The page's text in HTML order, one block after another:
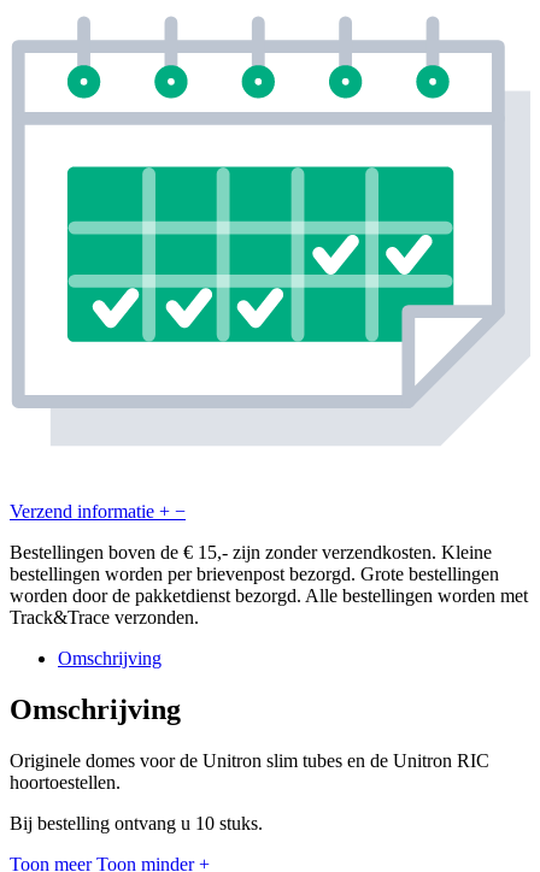
Verzend informatie + −
Bestellingen boven de € 15,- zijn zonder verzendkosten. Kleine
bestellingen worden per brievenpost bezorgd. Grote bestellingen
worden door de pakketdienst bezorgd. Alle bestellingen worden met
Track&Trace verzonden.
Omschrijving
Omschrijving
Originele domes voor de Unitron slim tubes en de Unitron RIC
hoortoestellen.
Bij bestelling ontvang u 10 stuks.
Toon meer Toon minder +